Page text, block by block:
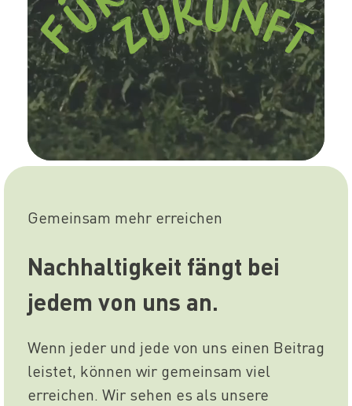
Gemeinsam mehr erreichen
Nachhaltigkeit fängt bei
jedem von uns an.
Wenn jeder und jede von uns einen Beitrag
leistet, können wir gemeinsam viel
erreichen. Wir sehen es als unsere